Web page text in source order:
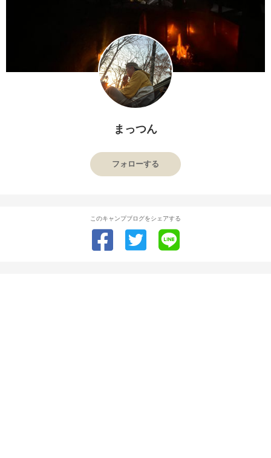
まっつん
フォローする
このキャンプブログをシェアする